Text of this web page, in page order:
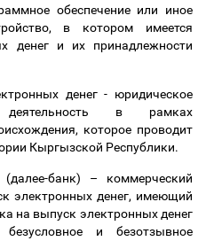
обеспечение или иное
в котором имеется
денег и их принадлежности
денег - юридическое
в рамках
которое проводит
Кыргызской Республики.
банк) – коммерческий
электронных денег, имеющий
на выпуск электронных денег
и безотзывное